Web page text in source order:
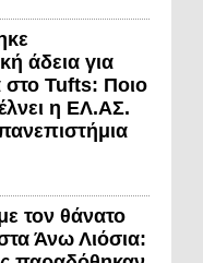
άδεια για
στο Tufts: Ποιο
η ΕΛ.ΑΣ.
τον θάνατο
Άνω Λιόσια: